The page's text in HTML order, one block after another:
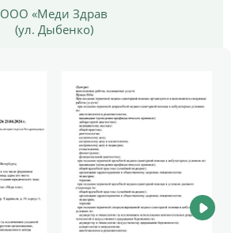
ООО «Меди Здрав
(ул. Дыбенко)